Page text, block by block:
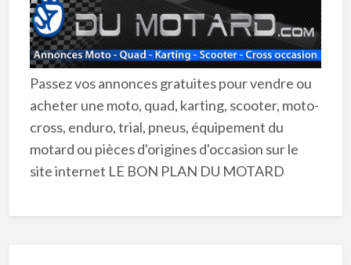
Passez vos annonces gratuites pour vendre ou
acheter une moto, quad, karting, scooter, moto-
cross, enduro, trial, pneus, équipement du
motard ou pièces d'origines d'occasion sur le
site internet LE BON PLAN DU MOTARD